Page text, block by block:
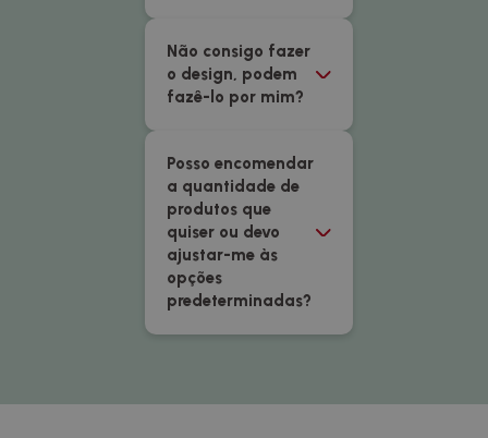
Não consigo fazer
o design, podem
fazê-lo por mim?
Posso encomendar
a quantidade de
produtos que
quiser ou devo
ajustar-me às
opções
predeterminadas?